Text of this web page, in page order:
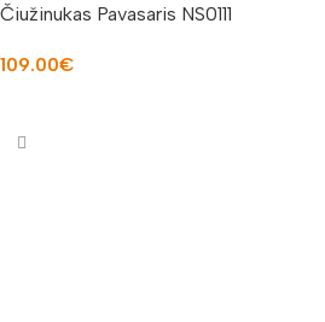
Čiužinukas Pavasaris NS0111
109.00€